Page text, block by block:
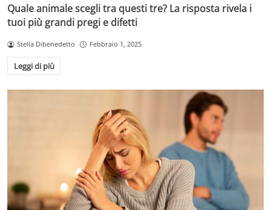
Quale animale scegli tra questi tre? La risposta rivela i
tuoi più grandi pregi e difetti
Stella Dibenedetto Febbraio 1, 2025
Leggi di più